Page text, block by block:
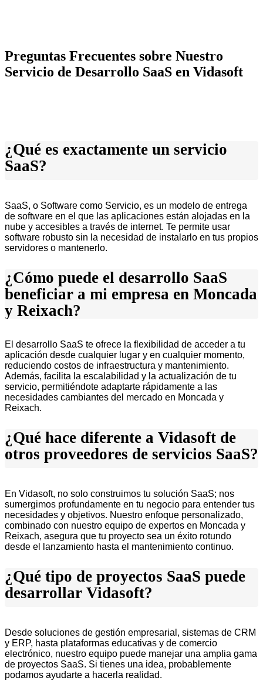
Preguntas Frecuentes sobre Nuestro
Servicio de Desarrollo SaaS en Vidasoft
¿Qué es exactamente un servicio
SaaS?
SaaS, o Software como Servicio, es un modelo de entrega
de software en el que las aplicaciones están alojadas en la
nube y accesibles a través de internet. Te permite usar
software robusto sin la necesidad de instalarlo en tus propios
servidores o mantenerlo.
¿Cómo puede el desarrollo SaaS
beneficiar a mi empresa en Moncada
y Reixach?
El desarrollo SaaS te ofrece la flexibilidad de acceder a tu
aplicación desde cualquier lugar y en cualquier momento,
reduciendo costos de infraestructura y mantenimiento.
Además, facilita la escalabilidad y la actualización de tu
servicio, permitiéndote adaptarte rápidamente a las
necesidades cambiantes del mercado en Moncada y
Reixach.
¿Qué hace diferente a Vidasoft de
otros proveedores de servicios SaaS?
En Vidasoft, no solo construimos tu solución SaaS; nos
sumergimos profundamente en tu negocio para entender tus
necesidades y objetivos. Nuestro enfoque personalizado,
combinado con nuestro equipo de expertos en Moncada y
Reixach, asegura que tu proyecto sea un éxito rotundo
desde el lanzamiento hasta el mantenimiento continuo.
¿Qué tipo de proyectos SaaS puede
desarrollar Vidasoft?
Desde soluciones de gestión empresarial, sistemas de CRM
y ERP, hasta plataformas educativas y de comercio
electrónico, nuestro equipo puede manejar una amplia gama
de proyectos SaaS. Si tienes una idea, probablemente
podamos ayudarte a hacerla realidad.